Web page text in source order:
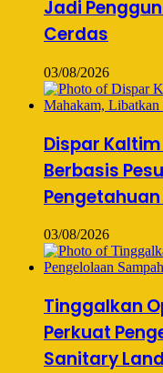
Jadi
Cerdas
03/08/2026
Dispar
Berbasis
03/08/2026
Tinggalkan
Perkuat
Sanitary